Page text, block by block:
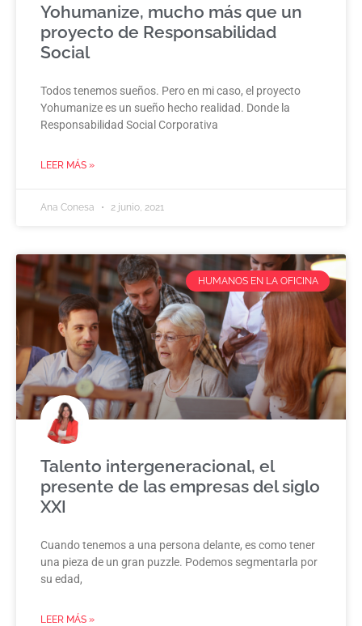
Yohumanize, mucho más que un
proyecto de Responsabilidad
Social
Todos tenemos sueños. Pero en mi caso, el proyecto
Yohumanize es un sueño hecho realidad. Donde la
Responsabilidad Social Corporativa
LEER MÁS »
Ana Conesa 2 junio, 2021
HUMANOS EN LA OFICINA
Talento intergeneracional, el
presente de las empresas del siglo
XXI
Cuando tenemos a una persona delante, es como tener
una pieza de un gran puzzle. Podemos segmentarla por
su edad,
LEER MÁS »